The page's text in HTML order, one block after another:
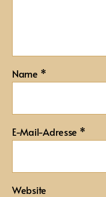
Name *
E-Mail-Adresse *
Website